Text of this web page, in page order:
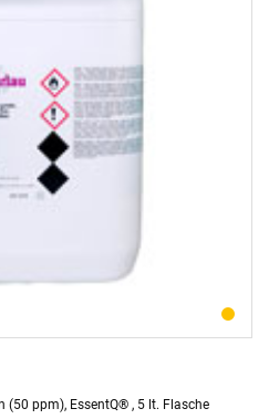
(50 ppm), EssentQ® , 5 lt. Flasche